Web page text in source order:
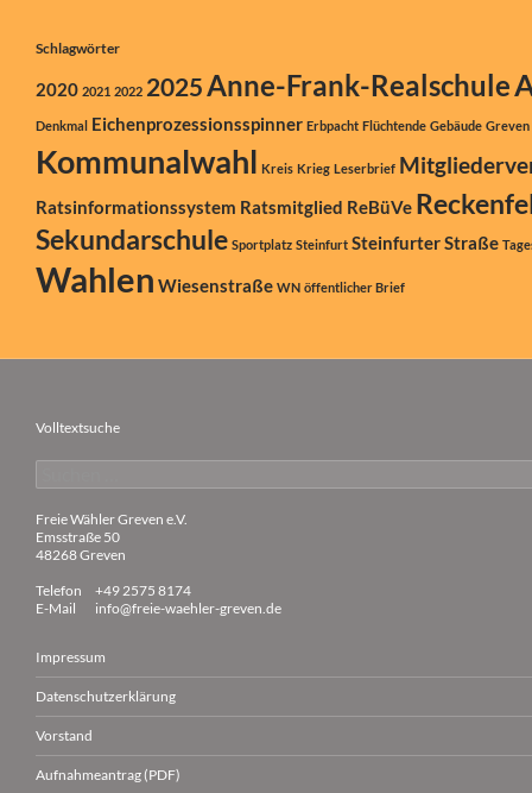
Schlagwörter
2020 2021 2022 2025Anne-Frank-Realschule
Denkmal Eichenprozessionsspinner Erbpacht Flüchtende Gebäude Greven
Kommunalwahl Kreis Krieg Leserbrief
Ratsinformationssystem Ratsmitglied ReBüVe
Sekundarschule Sportplatz Steinfurt Steinfurter Straße
Wahlen Wiesenstraße WN öffentlicher Brief
Volltextsuche
nach:
Freie Wähler Greven e.V.
Emsstraße 50
48268 Greven
Telefon
+49 2575 8174
E-Mail
info@freie-waehler-greven.de
Impressum
Datenschutzerklärung
Vorstand
Aufnahmeantrag (PDF)